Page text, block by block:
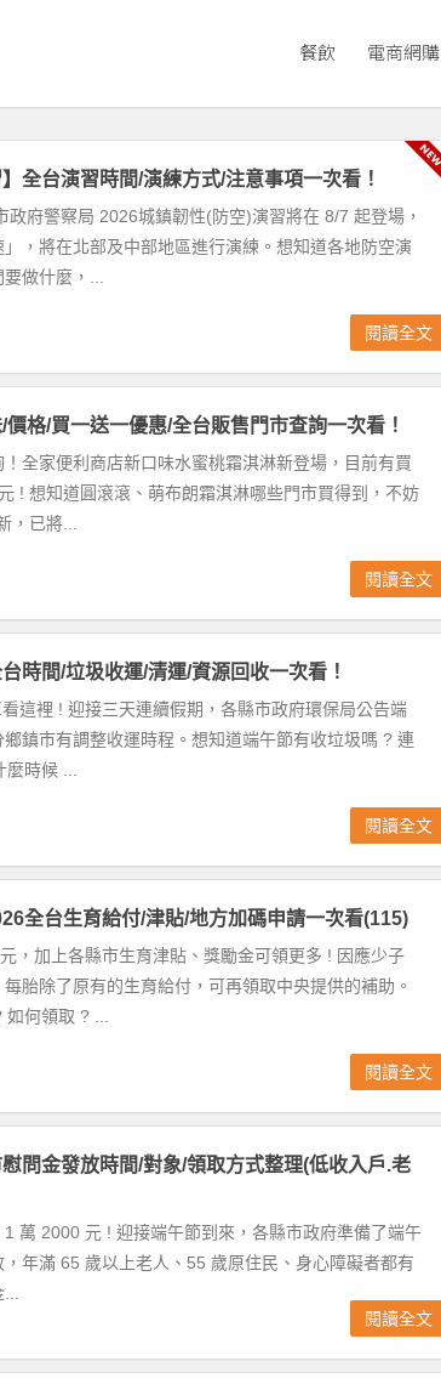
餐飲 電商網購
全台演習時間/演練方式/注意事項一次看！
政府警察局 2026城鎮韌性(防空)演習將在 8/7 起登場，
，將在北部及中部地區進行演練。想知道各地防空演
做什麼，...
閱讀全文
價格/買一送一優惠/全台販售門市查詢一次看！
全家便利商店新口味水蜜桃霜淇淋新登場，目前有買
! 想知道圓滾滾、萌布朗霜淇淋哪些門市買得到，不妨
，已將...
閱讀全文
時間/垃圾收運/清運/資源回收一次看！
這裡 ! 迎接三天連續假期，各縣市政府環保局公告端
鎮市有調整收運時程。想知道端午節有收垃圾嗎 ? 連
時候 ...
閱讀全文
全台生育給付/津貼/地方加碼申請一次看(115)
，加上各縣市生育津貼、獎勵金可領更多 ! 因應少子
胎除了原有的生育給付，可再領取中央提供的補助。
何領取 ? ...
閱讀全文
問金發放時間/對象/領取方式整理(低收入戶.老
萬 2000 元 ! 迎接端午節到來，各縣市政府準備了端午
年滿 65 歲以上老人、55 歲原住民、身心障礙者都有
閱讀全文